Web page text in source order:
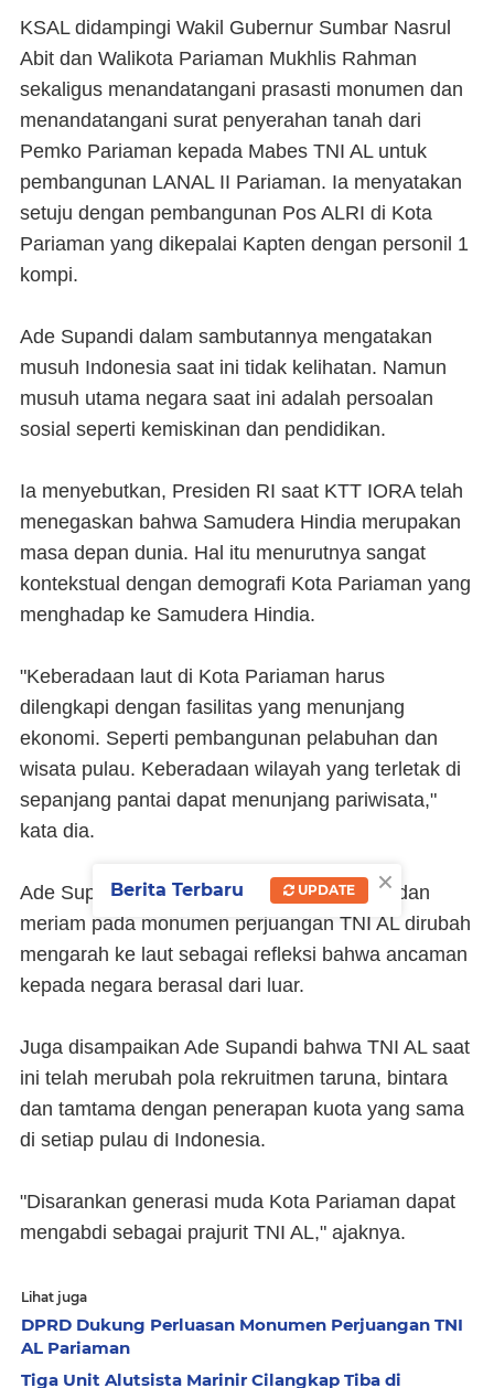
KSAL didampingi Wakil Gubernur Sumbar Nasrul
Abit dan Walikota Pariaman Mukhlis Rahman
sekaligus menandatangani prasasti monumen dan
menandatangani surat penyerahan tanah dari
Pemko Pariaman kepada Mabes TNI AL untuk
pembangunan LANAL II Pariaman. Ia menyatakan
setuju dengan pembangunan Pos ALRI di Kota
Pariaman yang dikepalai Kapten dengan personil 1
kompi.
Ade Supandi dalam sambutannya mengatakan
musuh Indonesia saat ini tidak kelihatan. Namun
musuh utama negara saat ini adalah persoalan
sosial seperti kemiskinan dan pendidikan.
Ia menyebutkan, Presiden RI saat KTT IORA telah
menegaskan bahwa Samudera Hindia merupakan
masa depan dunia. Hal itu menurutnya sangat
kontekstual dengan demografi Kota Pariaman yang
menghadap ke Samudera Hindia.
"Keberadaan laut di Kota Pariaman harus
dilengkapi dengan fasilitas yang menunjang
ekonomi. Seperti pembangunan pelabuhan dan
wisata pulau. Keberadaan wilayah yang terletak di
sepanjang pantai dapat menunjang pariwisata,"
kata dia.
Ade Supandi juga meminta agar arah tank dan
meriam pada monumen perjuangan TNI AL dirubah
mengarah ke laut sebagai refleksi bahwa ancaman
kepada negara berasal dari luar.
Juga disampaikan Ade Supandi bahwa TNI AL saat
ini telah merubah pola rekruitmen taruna, bintara
dan tamtama dengan penerapan kuota yang sama
di setiap pulau di Indonesia.
"Disarankan generasi muda Kota Pariaman dapat
mengabdi sebagai prajurit TNI AL," ajaknya.
Lihat juga
DPRD Dukung Perluasan Monumen Perjuangan TNI
AL Pariaman
Tiga Unit Alutsista Marinir Cilangkap Tiba di
×
Berita Terbaru UPDATE